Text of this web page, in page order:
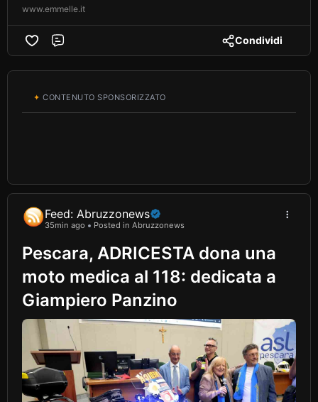
www.emmelle.it
Condividi
✦ CONTENUTO SPONSORIZZATO
Feed: Abruzzonews
35min ago Posted in Abruzzonews
Pescara, ADRICESTA dona una
moto medica al 118: dedicata a
Giampiero Panzino